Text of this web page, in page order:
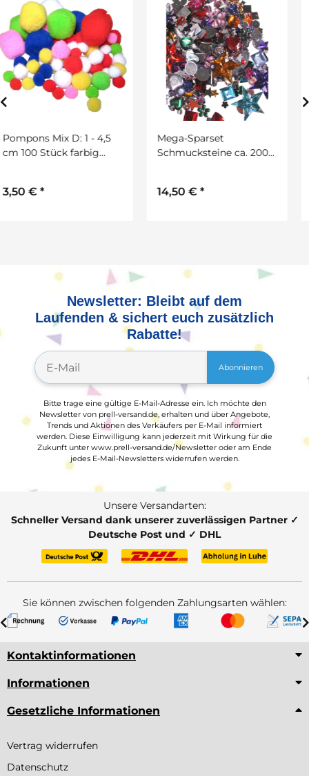
Mega-Sparset
Schmucksteine ca. 2000
14,50 €
Krepppapier, 10 Rollen in
10 Farben sort. 50 x 250
cm
7,89 €*
0,63 € pro 1 m2
Newsletter: Bleibt auf dem
Laufenden & sichert euch zusätzlich
Rabatte!
Abonnieren
Bitte trage eine gültige E-Mail-Adresse ein. Ich möchte den
Newsletter von prell-versand.de, erhalten und über Angebote,
Trends und Aktionen des Verkäufers per E-Mail informiert
werden. Diese Einwilligung kann jederzeit mit Wirkung für die
Zukunft unter www.prell-versand.de/Newsletter oder am Ende
jedes E-Mail-Newsletters widerrufen werden.
Unsere Versandarten:
Schneller Versand dank unserer zuverlässigen Partner ✓
Deutsche Post und ✓ DHL
Sie können zwischen folgenden Zahlungsarten wählen:
Kontaktinformationen
Informationen
Gesetzliche Informationen
Vertrag widerrufen
Datenschutz